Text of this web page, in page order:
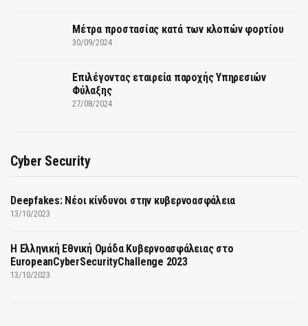
Μέτρα προστασίας κατά των κλοπών φορτίου
30/09/2024
Επιλέγοντας εταιρεία παροχής Υπηρεσιών
Φύλαξης
27/08/2024
Cyber Security
Deepfakes: Νέοι κίνδυνοι στην κυβερνοασφάλεια
13/10/2023
Η Ελληνική Εθνική Ομάδα Κυβερνοασφάλειας στο
EuropeanCyberSecurityChallenge 2023
13/10/2023